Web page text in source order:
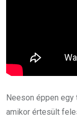
Neeson éppen
amikor értesült